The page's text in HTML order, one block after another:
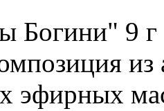
Богини" 9 г
из
эфирных